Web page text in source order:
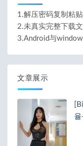
1.解压密码复制粘
2.未真实完整下载
3.Android与
文章展示